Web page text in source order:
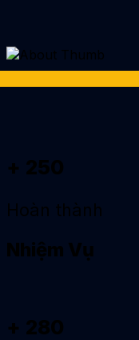
+ 250
Hoàn thành
Nhiệm Vụ
+ 280